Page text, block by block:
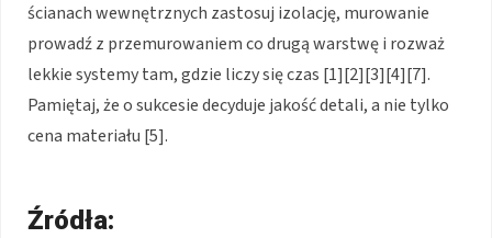
ścianach wewnętrznych zastosuj izolację, murowanie
prowadź z przemurowaniem co drugą warstwę i rozważ
lekkie systemy tam, gdzie liczy się czas [1][2][3][4][7].
Pamiętaj, że o sukcesie decyduje jakość detali, a nie tylko
cena materiału [5].
Źródła: